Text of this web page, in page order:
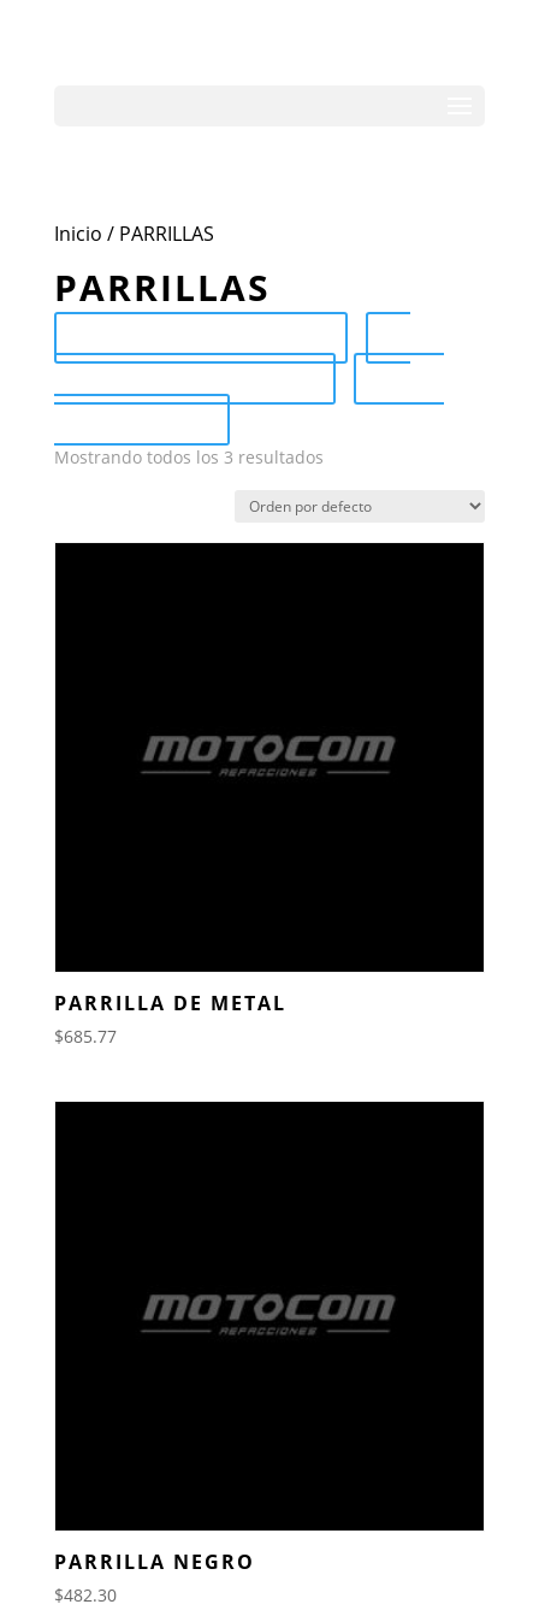
Inicio / PARRILLAS
PARRILLAS
Mostrando todos los 3 resultados
PARRILLA DE METAL
$685.77
PARRILLA NEGRO
$482.30